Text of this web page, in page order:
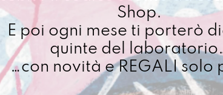
Cuciamo
4/5 giorni
importo
Dettagli
Shop.
E poi ogni mese ti porterò
quinte del
…con novità e REGALI solo